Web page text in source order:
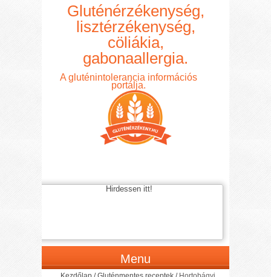
Gluténérzékenység,
lisztérzékenység,
cöliákia,
gabonaallergia.
A gluténintolerancia információs
portálja.
Hirdessen itt!
Menu